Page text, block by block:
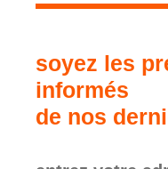
soyez les
informés
de nos